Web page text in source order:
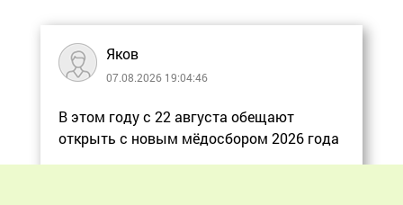
Яков
07.08.2026 19:04:46
В этом году с 22 августа обещают
открыть с новым мёдосбором 2026 года